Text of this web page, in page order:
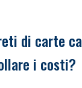
di carte
i costi?